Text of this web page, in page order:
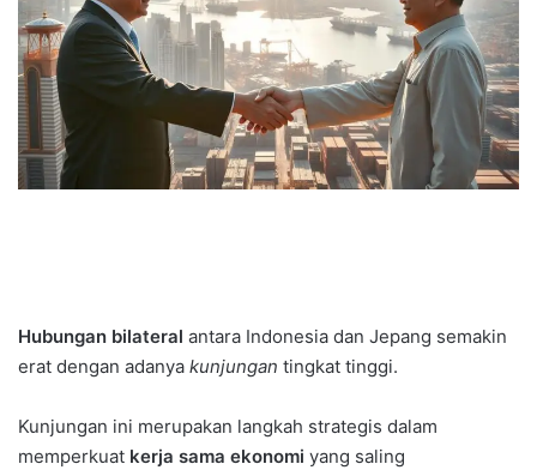
Hubungan bilateral antara Indonesia dan Jepang semakin
erat dengan adanya kunjungan tingkat tinggi.
Kunjungan ini merupakan langkah strategis dalam
memperkuat kerja sama ekonomi yang saling